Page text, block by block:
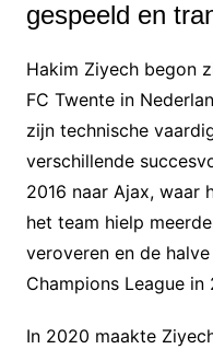
gespeeld en
Hakim Ziyech begon
FC Twente in
zijn technische
verschillende
2016 naar Ajax, waar
het team hielp
veroveren en de
Champions League in
In 2020 maakte